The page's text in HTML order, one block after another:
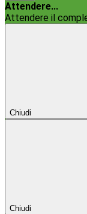
Attendere...
Attendere il
Chiudi
Chiudi